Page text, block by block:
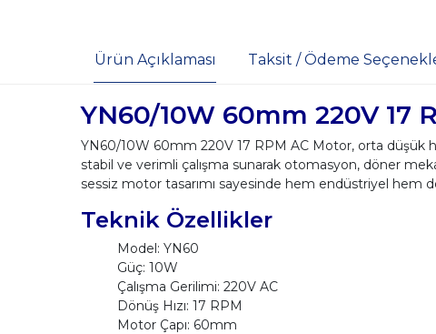
Ürün Açıklaması Taksit / Ödeme
YN60/10W 60mm 220V 17
YN60/10W 60mm 220V 17 RPM AC Motor, orta düşük
stabil ve verimli çalışma sunarak otomasyon, döner
sessiz motor tasarımı sayesinde hem endüstriyel hem
Teknik Özellikler
Model: YN60
Güç: 10W
Çalışma Gerilimi: 220V AC
Dönüş Hızı: 17 RPM
Motor Çapı: 60mm